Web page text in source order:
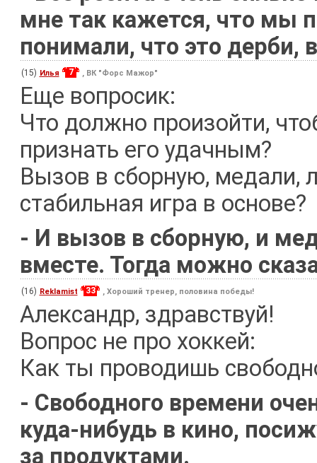
мне так кажется, что мы
понимали, что это дерби,
(15) Илья 7 , ВК "Форс Мажор"
Еще вопросик:
Что должно произойти,
признать его удачным?
Вызов в сборную, медали,
стабильная игра в основе?
- И вызов в сборную, и
вместе. Тогда можно
(16) Reklamist 33 , Хороший тренер, половина победы!
Александр, здравствуй!
Вопрос не про хоккей:
Как ты проводишь
- Свободного времени
куда-нибудь в кино,
за продуктами.